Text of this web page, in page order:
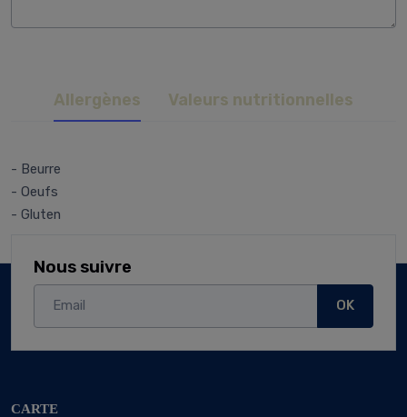
Allergènes Valeurs nutritionnelles
- Beurre
- Oeufs
- Gluten
Nous suivre
OK
CARTE